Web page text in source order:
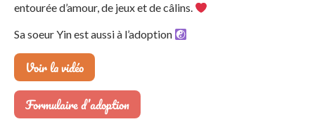
entourée d’amour, de jeux et de câlins.
Sa soeur Yin est aussi à l’adoption
Voir la vidéo
Formulaire d’adoption